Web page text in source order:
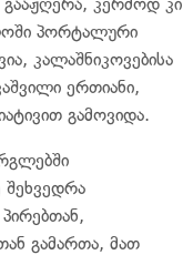
პორტალური
კალაშნიკოვებისა
ერთიანი,
გამოვიდა.
გამართა, მათ